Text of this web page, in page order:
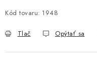
VANKÚŠE
Kód tovaru: 1948
Tlač Opýtať sa